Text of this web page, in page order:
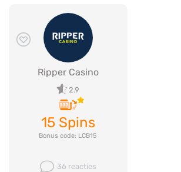
Ripper Casino
2.9
15 Spins
Bonus code: LCB15
36 reacties